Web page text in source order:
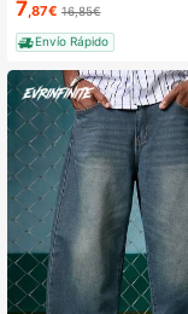
7,87€ 16,85€
Envío Rápido